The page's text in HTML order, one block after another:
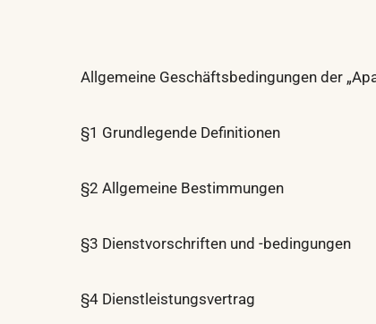
Allgemeine Geschäftsbedingungen der
§1 Grundlegende Definitionen
§2 Allgemeine Bestimmungen
§3 Dienstvorschriften und -bedingungen
§4 Dienstleistungsvertrag